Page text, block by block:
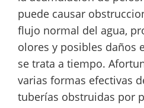
puede causar
flujo normal del agua,
olores y posibles daños
se trata a tiempo.
varias formas efectivas
tuberías obstruidas por